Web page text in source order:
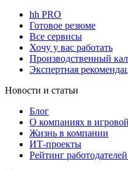
hh PRO
Готовое резюме
Все сервисы
Хочу у вас работать
Производственный
Экспертная
Новости и статьи
Блог
О компаниях в
Жизнь в компании
ИТ-проекты
Рейтинг